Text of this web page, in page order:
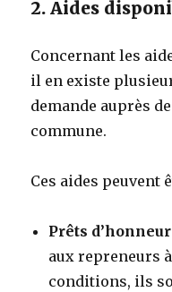
2. Aides
Concernant les
il en existe
demande auprès
commune.
Ces aides peuvent
Prêts d’honneur
aux repreneurs
conditions, ils